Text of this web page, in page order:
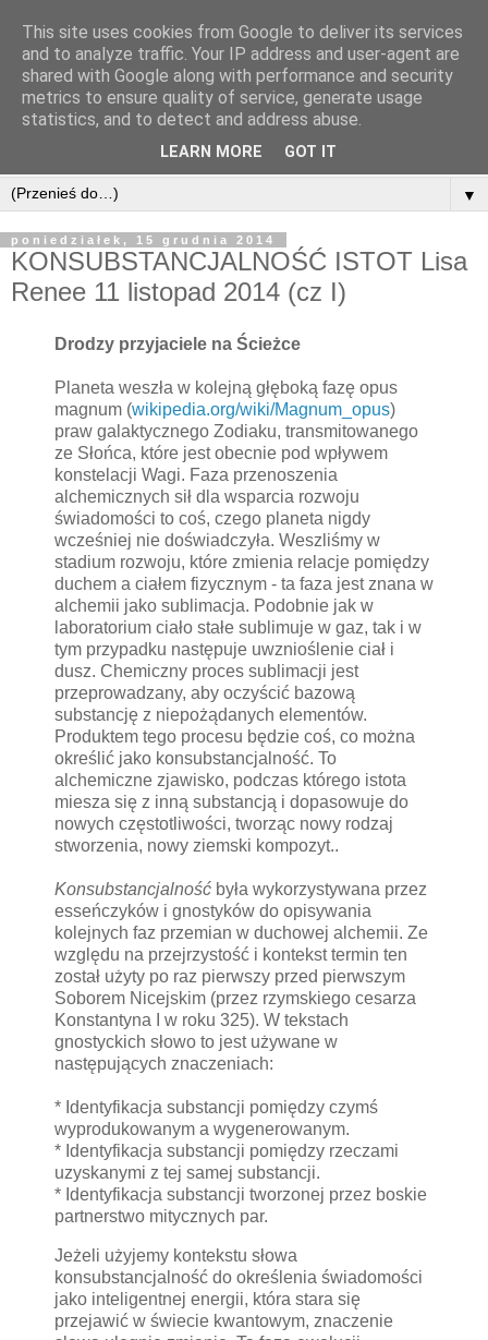
▼
poniedziałek, 15 grudnia 2014
KONSUBSTANCJALNOŚĆ ISTOT Lisa
Renee 11 listopad 2014 (cz I)
Drodzy przyjaciele na Ścieżce
Planeta weszła w kolejną głęboką fazę opus
magnum (wikipedia.org/wiki/Magnum_opus)
praw galaktycznego Zodiaku, transmitowanego
ze Słońca, które jest obecnie pod wpływem
konstelacji Wagi. Faza przenoszenia
alchemicznych sił dla wsparcia rozwoju
świadomości to coś, czego planeta nigdy
wcześniej nie doświadczyła. Weszliśmy w
stadium rozwoju, które zmienia relacje pomiędzy
duchem a ciałem fizycznym - ta faza jest znana w
alchemii jako sublimacja. Podobnie jak w
laboratorium ciało stałe sublimuje w gaz, tak i w
tym przypadku następuje uwznioślenie ciał i
dusz. Chemiczny proces sublimacji jest
przeprowadzany, aby oczyścić bazową
substancję z niepożądanych elementów.
Produktem tego procesu będzie coś, co można
określić jako konsubstancjalność. To
alchemiczne zjawisko, podczas którego istota
miesza się z inną substancją i dopasowuje do
nowych częstotliwości, tworząc nowy rodzaj
stworzenia, nowy ziemski kompozyt..
Konsubstancjalność była wykorzystywana przez
esseńczyków i gnostyków do opisywania
kolejnych faz przemian w duchowej alchemii. Ze
względu na przejrzystość i kontekst termin ten
został użyty po raz pierwszy przed pierwszym
Soborem Nicejskim (przez rzymskiego cesarza
Konstantyna I w roku 325). W tekstach
gnostyckich słowo to jest używane w
następujących znaczeniach:
* Identyfikacja substancji pomiędzy czymś
wyprodukowanym a wygenerowanym.
* Identyfikacja substancji pomiędzy rzeczami
uzyskanymi z tej samej substancji.
* Identyfikacja substancji tworzonej przez boskie
partnerstwo mitycznych par.
Jeżeli użyjemy kontekstu słowa
konsubstancjalność do określenia świadomości
jako inteligentnej energii, która stara się
przejawić w świecie kwantowym, znaczenie
This site uses cookies from Google to deliver its services
and to analyze traffic. Your IP address and user-agent are
shared with Google along with performance and security
metrics to ensure quality of service, generate usage
statistics, and to detect and address abuse.
LEARN MORE GOT IT